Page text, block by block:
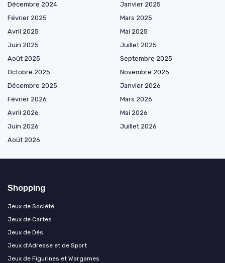
Décembre 2024
Janvier 2025
Février 2025
Mars 2025
Avril 2025
Mai 2025
Juin 2025
Juillet 2025
Août 2025
Septembre 2025
Octobre 2025
Novembre 2025
Décembre 2025
Janvier 2026
Février 2026
Mars 2026
Avril 2026
Mai 2026
Juin 2026
Juillet 2026
Août 2026
Shopping
Jeux de Société
Jeux de Cartes
Jeux de Dés
Jeux d'Adresse et de Sport
Jeux de Figurines et Wargames